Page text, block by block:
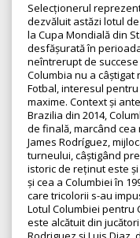
Selecționerul
dezvăluit astăzi lotul
la Cupa Mondială din
desfășurată în
neîntrerupt de
Columbia nu a
Fotbal, interesul
maxime. Context și
Brazilia din 2014,
de finală, marcând
James Rodríguez,
turneului, câștigând
istoric de reținut este
și cea a Columbiei în
care tricolorii s-au
Lotul Columbiei pentru
este alcătuit din